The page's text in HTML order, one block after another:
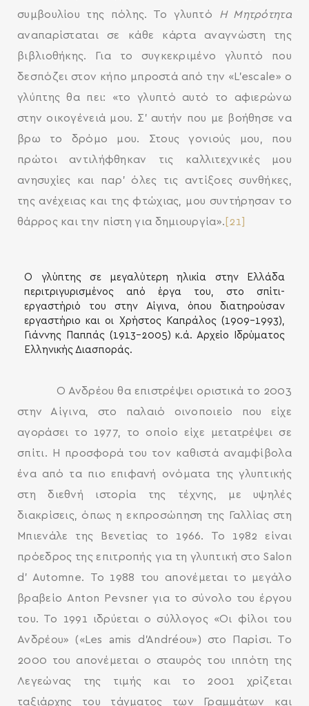
συμβουλίου της πόλης. Το γλυπτό
Η Μητρότητα
αναπαρίσταται σε κάθε κάρτα αναγνώστη της
βιβλιοθήκης. Για το συγκεκριμένο γλυπτό που
δεσπόζει στον κήπο μπροστά από την «L’escale» ο
γλύπτης θα πει: «το γλυπτό αυτό το αφιερώνω
στην οικογένειά μου. Σ’ αυτήν που με βοήθησε να
βρω το δρόμο μου. Στους γονιούς μου, που
πρώτοι αντιλήφθηκαν τις καλλιτεχνικές μου
ανησυχίες και παρ’ όλες τις αντίξοες συνθήκες,
της ανέχειας και της φτώχιας, μου συντήρησαν το
θάρρος και την πίστη για δημιουργία». [21]
Ο γλύπτης σε μεγαλύτερη ηλικία στην Ελλάδα
περιτριγυρισμένος από έργα του, στο σπίτι-
εργαστήριό του στην Αίγινα, όπου διατηρούσαν
εργαστήριο και οι Χρήστος Καπράλος (1909-1993),
Γιάννης Παππάς (1913-2005) κ.ά. Αρχείο Ιδρύματος
Ελληνικής Διασποράς.
Ο Ανδρέου θα επιστρέψει οριστικά το 2003
στην Αίγινα, στο παλαιό οινοποιείο που είχε
αγοράσει το 1977, το οποίο είχε μετατρέψει σε
σπίτι. Η προσφορά του τον καθιστά αναμφίβολα
ένα από τα πιο επιφανή ονόματα της γλυπτικής
στη διεθνή ιστορία της τέχνης, με υψηλές
διακρίσεις, όπως η εκπροσώπηση της Γαλλίας στη
Μπιενάλε της Βενετίας το 1966. Το 1982 είναι
πρόεδρος της επιτροπής για τη γλυπτική στο Salon
d’ Automne. Το 1988 του απονέμεται το μεγάλο
βραβείο Anton Pevsner για το σύνολο του έργου
του. Το 1991 ιδρύεται ο σύλλογος «Οι φίλοι του
Ανδρέου» («Les amis d’Andréou») στο Παρίσι. Το
2000 του απονέμεται ο σταυρός του ιππότη της
Λεγεώνας της τιμής και το 2001 χρίζεται
ταξιάρχης του τάγματος των Γραμμάτων και